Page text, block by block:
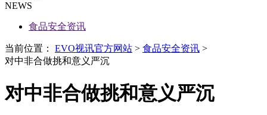
NEWS
食品安全资讯
当前位置： EVO视讯官方网站 > 食品安全资讯 >
对中非合做挑和意义严沉
对中非合做挑和意义严沉